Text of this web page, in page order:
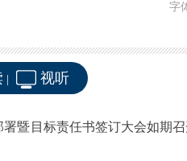
字
视听
署暨目标责任书签订大会如期